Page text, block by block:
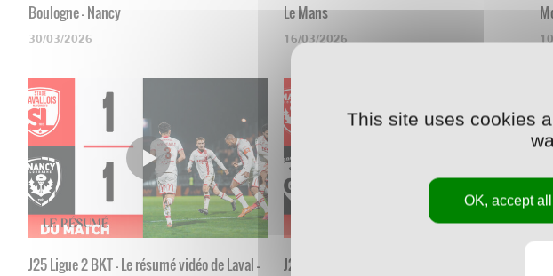
Boulogne - Nancy
30/03/2026
Le Mans
16/03/2026
J25 Ligue 2 BKT - Le résumé vidéo de Laval -
J24 Ligue 2 BKT - Le résumé vidéo de Nancy -
This site uses cookies
OK, accept all